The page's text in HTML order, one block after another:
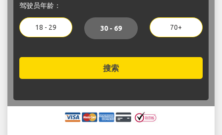
驾驶员年龄：
18 - 29 30 - 69 70+
搜索